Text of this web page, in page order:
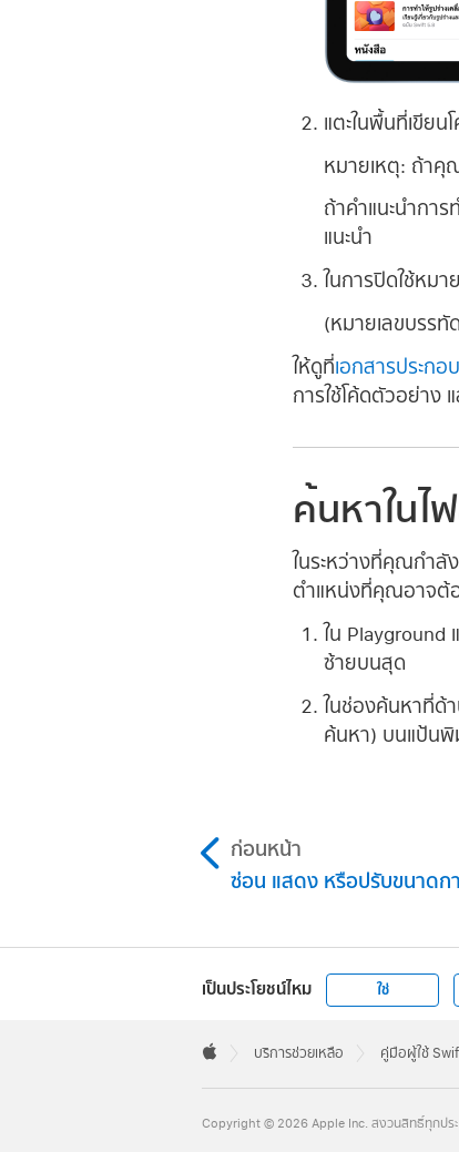
แตะในพื้นที่เขียน
หมายเหตุ: ถ้าคุ
ถ้าคำแนะนำกา
แนะนำ
ในการปิดใช้หม
(หมายเลขบรรทั
ให้ดูที่เอกสารประก
การใช้โค้ดตัวอย่าง
ค้นหาในไ
ในระหว่างที่คุณกำ
ตำแหน่งที่คุณอาจต้อ
ใน Playground
ซ้ายบนสุด
ในช่องค้นหาที่ด้
ค้นหา) บนแป้น
ก่อนหน้า
ซ่อน แสดง หรือปรับขนาดก
เป็นประโยชน์ไหม ใช่
Footer

บริการช่วยเหลือ คู่มือผู้ใช้
Copyright © 2026 Apple Inc. สงวนสิทธิ์ทุกปร